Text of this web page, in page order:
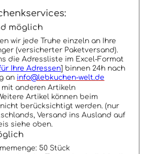
möglich
wir jede Truhe einzeln an Ihre
(versicherter Paketversand).
die Adressliste im Excel-Format
Ihre Adressen] binnen 24h nach
an info@lebkuchen-welt.de
anderen Artikeln
Artikel können beim
berücksichtigt werden. (nur
Versand ins Ausland auf
siehe oben.
50 Stück